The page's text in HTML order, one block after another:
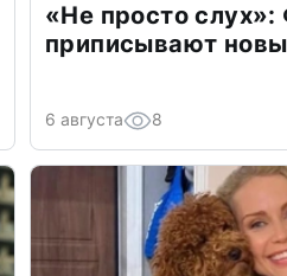
«Не просто
приписывают
6 августа 8